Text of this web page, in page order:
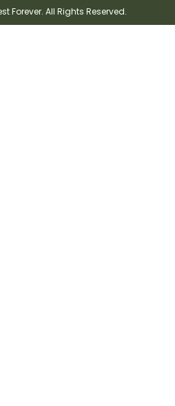
Forever. All Rights Reserved.